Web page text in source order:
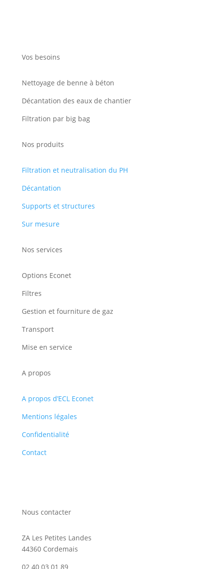
Vos besoins
Nettoyage de benne à béton
Décantation des eaux de chantier
Filtration par big bag
Nos produits
Filtration et neutralisation du PH
Décantation
Supports et structures
Sur mesure
Nos services
Options Econet
Filtres
Gestion et fourniture de gaz
Transport
Mise en service
A propos
A propos d’ECL Econet
Mentions légales
Confidentialité
Contact
Nous contacter
ZA Les Petites Landes
44360 Cordemais
02 40 03 01 89